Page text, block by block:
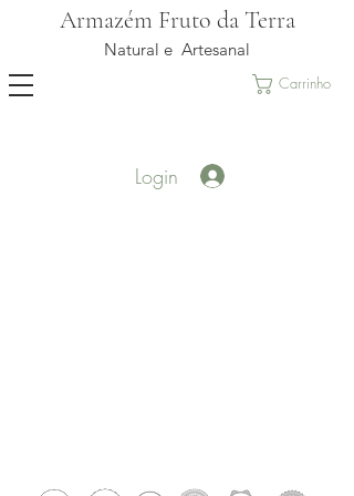
Armazém Fruto da Terra
Natural e Artesanal
Carrinho
Login